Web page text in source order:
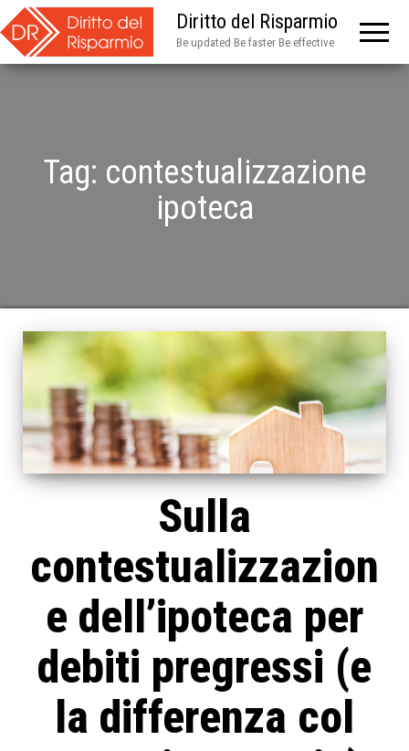
Diritto del Risparmio
Be updated Be faster Be effective
Tag: contestualizzazione
ipoteca
Sulla
contestualizzazion
e dell’ipoteca per
debiti pregressi (e
la differenza col